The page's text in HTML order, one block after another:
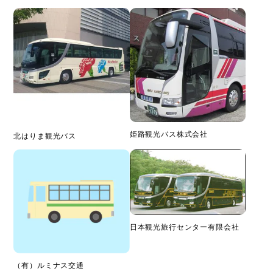
北はりま観光バス 姫路観光バス株式会社
（有）ルミナス交通
日本観光旅行センター有限会社